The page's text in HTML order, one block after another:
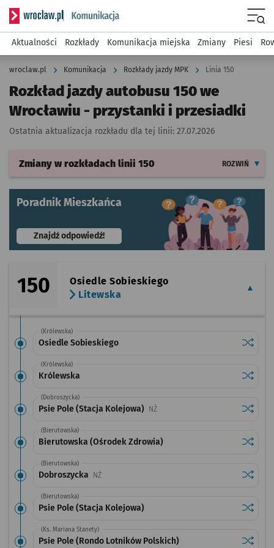
Serwis informacyjny wroclaw.pl podserwis: Komunikacja
Aktualności Rozkłady Komunikacja miejska Zmiany Piesi
wroclaw.pl Komunikacja Rozkłady jazdy MPK Linia 150
Rozkład jazdy autobusu 150 we
Wrocławiu - przystanki i przesiadki
Ostatnia aktualizacja rozkładu dla tej linii: 27.07.2026
Zmiany w rozkładach linii 150 ROZWIŃ
Poradnik Mieszkańca
Znajdź odpowiedź!- otworzy się w nowej karcie
150
Osiedle Sobieskiego
Litewska
(Królewska)
Osiedle Sobieskiego
(Królewska)
Królewska
(Dobroszycka)
Psie Pole (Stacja Kolejowa) NŻPrzystanek na życzenie
(Bierutowska)
Bierutowska (Ośrodek Zdrowia)
(Bierutowska)
Dobroszycka NŻPrzystanek na życzenie
(Bierutowska)
Psie Pole (Stacja Kolejowa)
(Ks. Mariana Stanety)
Psie Pole (Rondo Lotników Polskich)